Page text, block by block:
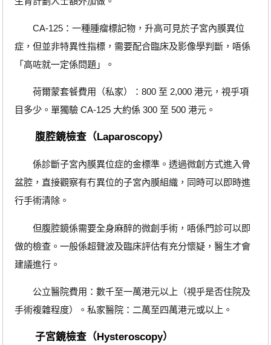
CA-125：一種腫瘤標記物，升高可見於子宮內膜異位
症，但並非特異性指標，需要配合臨床及影像學判斷，唔係
「高咗就一定係問題」。
荷爾蒙套餐費用（私家）：800 至 2,000 港元，視乎項
目多少。單獨驗 CA-125 大約係 300 至 500 港元。
腹腔鏡檢查（Laparoscopy）
係診斷子宮內膜異位症的金標準。透過微創方式進入骨
盆腔，直接觀察有冇異位的子宮內膜組織，同時可以即時進
行手術清除。
但腹腔鏡係需要全身麻醉的微創手術，唔係門診可以即
做的檢查。一般係超聲波及臨床評估有充分懷疑，醫生才會
建議進行。
公立醫院費用：數千至一萬港元以上（視乎是否住院及
手術複雜程度）。私家醫院：二萬至四萬港元或以上。
子宮鏡檢查（Hysteroscopy）